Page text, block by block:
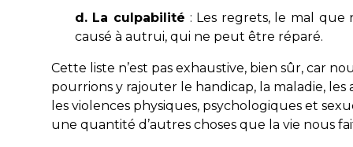
d. La culpabilité : Les regrets, le mal que
causé à autrui, qui ne peut être réparé.
Cette liste n’est pas exhaustive, bien sûr, car
pourrions y rajouter le handicap, la maladie, les
les violences physiques, psychologiques et
une quantité d’autres choses que la vie nous